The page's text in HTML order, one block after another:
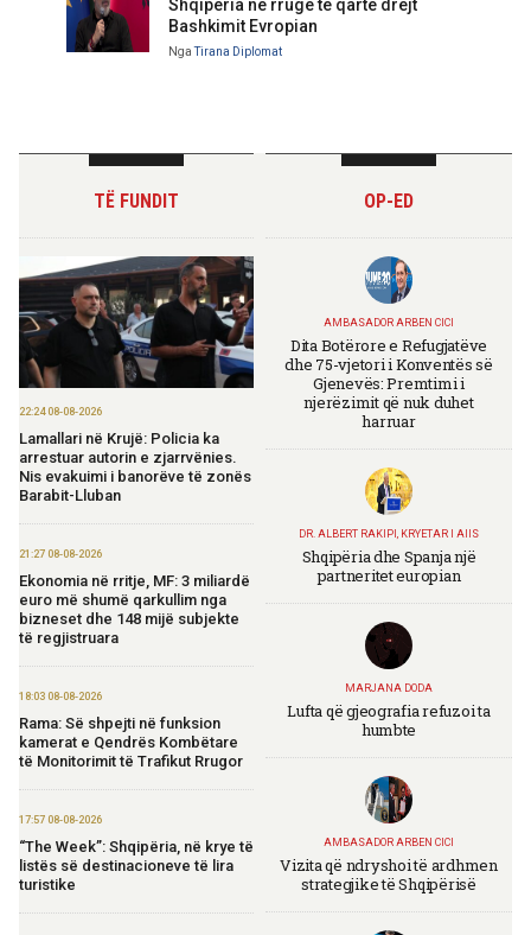
Shqipëria në rrugë të qartë drejt
Bashkimit Evropian
NgaTirana Diplomat
TË FUNDIT
22:24 08-08-2026
Lamallari në Krujë: Policia ka
arrestuar autorin e zjarrvënies.
Nis evakuimi i banorëve të zonës
Barabit-Lluban
21:27 08-08-2026
Ekonomia në rritje, MF: 3 miliardë
euro më shumë qarkullim nga
bizneset dhe 148 mijë subjekte
të regjistruara
18:03 08-08-2026
Rama: Së shpejti në funksion
kamerat e Qendrës Kombëtare
të Monitorimit të Trafikut Rrugor
17:57 08-08-2026
“The Week”: Shqipëria, në krye të
listës së destinacioneve të lira
turistike
OP-ED
AMBASADOR ARBEN CICI
Dita Botërore e Refugjatëve
dhe 75-vjetori i Konventës së
Gjenevës: Premtimi i
njerëzimit që nuk duhet
harruar
DR. ALBERT RAKIPI, KRYETAR I AIIS
Shqipëria dhe Spanja një
partneritet europian
MARJANA DODA
Lufta që gjeografia refuzoi ta
humbte
AMBASADOR ARBEN CICI
Vizita që ndryshoi të ardhmen
strategjike të Shqipërisë